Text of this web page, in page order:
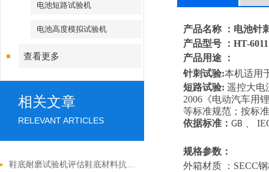
电池短路试验机
电池高度模拟试验机
查看更多
相关文章
RELEVANT ARTICLES
鞋底耐磨试验机评估鞋底材料抗磨损性能
产品名称
：电池针
产品型号
： HT-6011
产品用途
：
针刺试验:本机适用
短路试验: 遥控大电
2006 《电动汽车用
等标准规范；按标
依据标准： GB
规格参数：
外箱材质
： SECC